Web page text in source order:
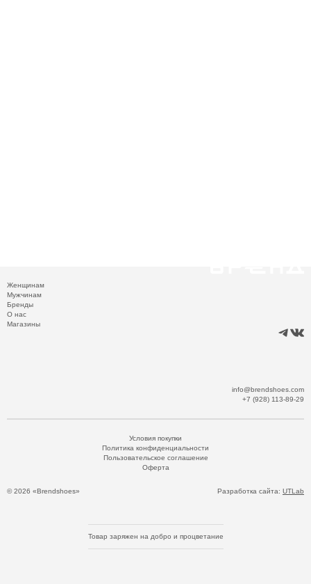
Женщинам
Мужчинам
Бренды
О нас
Магазины
info@brendshoes.com
+7 (928) 113-89-29
© 2026 «Brendshoes»
Условия покупки
Политика конфиденциальности
Пользовательское соглашение
Оферта
Разработка сайта: UTLab
Товар заряжен на добро и процветание